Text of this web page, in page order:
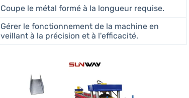
Coupe le métal formé à la longueur requise.
Gérer le fonctionnement de la machine en
veillant à la précision et à l'efficacité.